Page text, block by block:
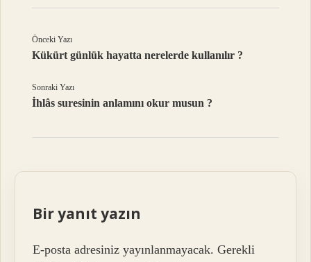
Önceki Yazı
Kükürt günlük hayatta nerelerde kullanılır ?
Sonraki Yazı
İhlâs suresinin anlamını okur musun ?
Bir yanıt yazın
E-posta adresiniz yayınlanmayacak. Gerekli